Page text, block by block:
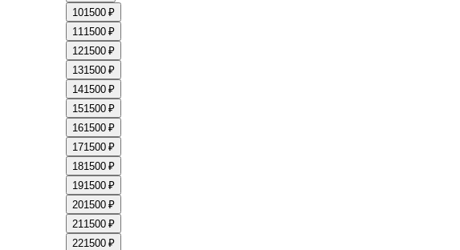
101500 ₽
111500 ₽
121500 ₽
131500 ₽
141500 ₽
151500 ₽
161500 ₽
171500 ₽
181500 ₽
191500 ₽
201500 ₽
211500 ₽
221500 ₽